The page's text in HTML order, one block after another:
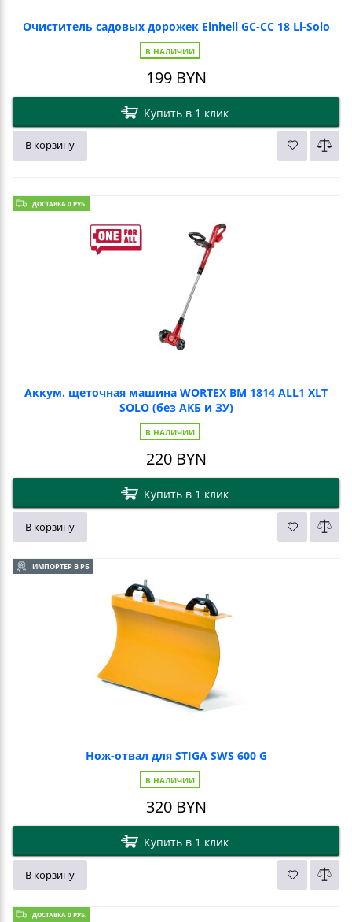
Очиститель садовых дорожек Einhell GC-CC 18 Li-Solo
В НАЛИЧИИ
199BYN
Купить в 1 клик
В корзину
ДОСТАВКА 0 РУБ.
Аккум. щеточная машина WORTEX BM 1814 ALL1 XLT
SOLO (без АКБ и ЗУ)
В НАЛИЧИИ
220BYN
Купить в 1 клик
В корзину
ИМПОРТЕР В РБ
Нож-отвал для STIGA SWS 600 G
В НАЛИЧИИ
320BYN
Купить в 1 клик
В корзину
ДОСТАВКА 0 РУБ.